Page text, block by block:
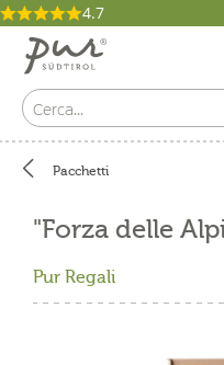
4.7
Pacchetti
"Forza delle
Pur Regali